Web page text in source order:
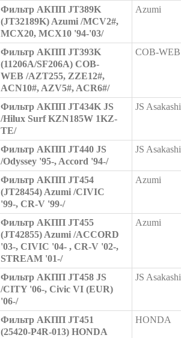
Фильтр АКПП JT389K
(JT32189K) Azumi /MCV2#,
MCX20, MCX10 '94-'03/
Azumi
Фильтр АКПП JT393K
(11206A/SF206A) COB-
WEB /AZT255, ZZE12#,
ACN10#, AZV5#, ACR6#/
COB-WEB
Фильтр АКПП JT434K JS
/Hilux Surf KZN185W 1KZ-
TE/
JS Asakashi
Фильтр АКПП JT440 JS
/Odyssey '95-, Accord '94-/
JS Asakashi
Фильтр АКПП JT454
(JT28454) Azumi /CIVIC
'99-, CR-V '99-/
Azumi
Фильтр АКПП JT455
(JT42855) Azumi /ACCORD
'03-, CIVIC '04- , CR-V '02-,
STREAM '01-/
Azumi
Фильтр АКПП JT458 JS
/CITY '06-, Civic VI (EUR)
'06-/
JS Asakashi
Фильтр АКПП JT451
(25420-P4R-013) HONDA
HONDA